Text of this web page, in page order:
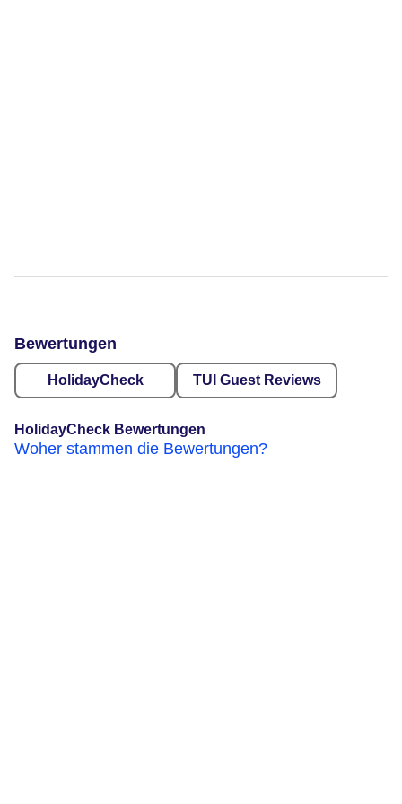
Bewertungen
HolidayCheck TUI Guest Reviews
HolidayCheck Bewertungen
Woher stammen die Bewertungen?